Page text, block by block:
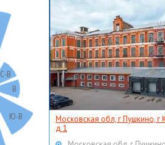
С-В
В
Ю-В
Московская обл, г Пушкино,
д 1